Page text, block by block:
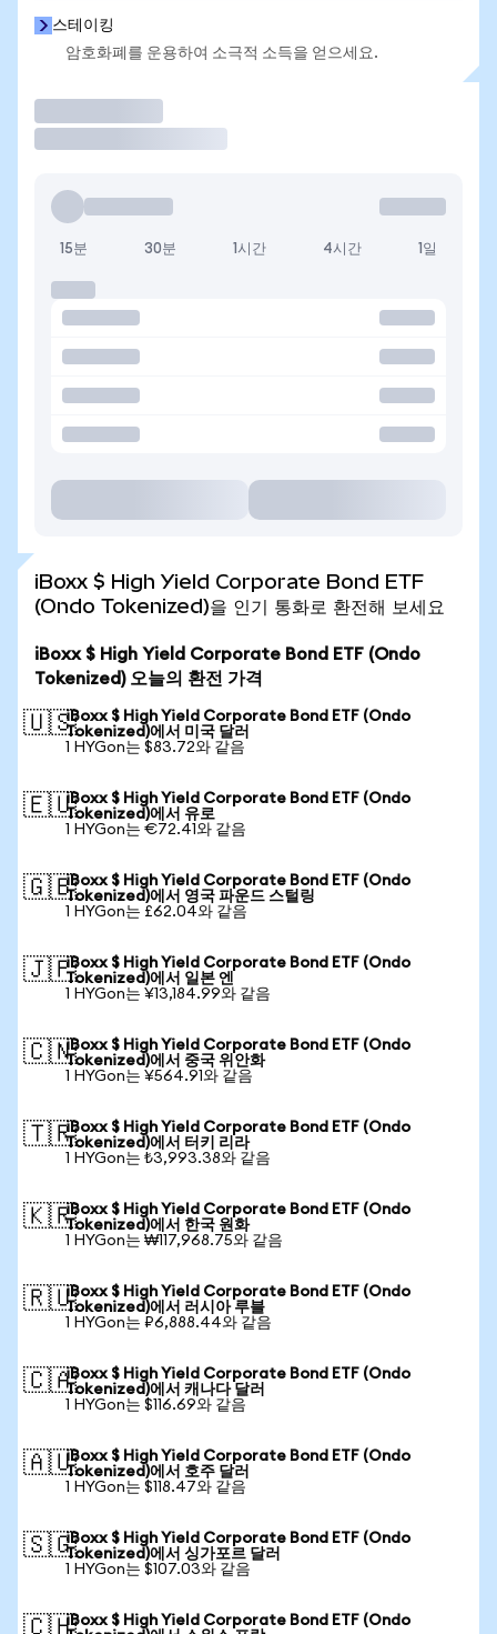
스테이킹
암호화폐를 운용하여 소극적 소득을 얻으세요.
15분 30분 1시간 4시간 1일
iBoxx $ High Yield Corporate Bond ETF
(Ondo Tokenized)을 인기 통화로 환전해 보세요
iBoxx $ High Yield Corporate Bond ETF (Ondo
Tokenized) 오늘의 환전 가격
🇺🇸iBoxx $ High Yield Corporate Bond ETF (Ondo
Tokenized)에서 미국 달러
1 HYGon는 $83.72와 같음
🇪🇺iBoxx $ High Yield Corporate Bond ETF (Ondo
Tokenized)에서 유로
1 HYGon는 €72.41와 같음
🇬🇧iBoxx $ High Yield Corporate Bond ETF (Ondo
Tokenized)에서 영국 파운드 스털링
1 HYGon는 £62.04와 같음
🇯🇵iBoxx $ High Yield Corporate Bond ETF (Ondo
Tokenized)에서 일본 엔
1 HYGon는 ¥13,184.99와 같음
🇨🇳iBoxx $ High Yield Corporate Bond ETF (Ondo
Tokenized)에서 중국 위안화
1 HYGon는 ¥564.91와 같음
🇹🇷iBoxx $ High Yield Corporate Bond ETF (Ondo
Tokenized)에서 터키 리라
1 HYGon는 ₺3,993.38와 같음
🇰🇷iBoxx $ High Yield Corporate Bond ETF (Ondo
Tokenized)에서 한국 원화
1 HYGon는 ₩117,968.75와 같음
🇷🇺iBoxx $ High Yield Corporate Bond ETF (Ondo
Tokenized)에서 러시아 루블
1 HYGon는 ₽6,888.44와 같음
🇨🇦iBoxx $ High Yield Corporate Bond ETF (Ondo
Tokenized)에서 캐나다 달러
1 HYGon는 $116.69와 같음
🇦🇺iBoxx $ High Yield Corporate Bond ETF (Ondo
Tokenized)에서 호주 달러
1 HYGon는 $118.47와 같음
🇸🇬iBoxx $ High Yield Corporate Bond ETF (Ondo
Tokenized)에서 싱가포르 달러
1 HYGon는 $107.03와 같음
🇨🇭iBoxx $ High Yield Corporate Bond ETF (Ondo